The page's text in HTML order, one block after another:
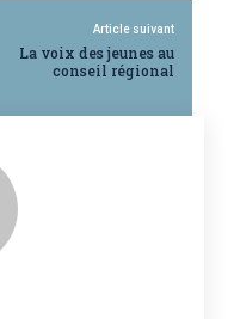
Article suivant
La voix des jeunes au
conseil régional